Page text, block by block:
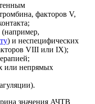
факторов V,
(например,
) и неспецифических
VIII или IX);
или непрямых
значения АЧТВ